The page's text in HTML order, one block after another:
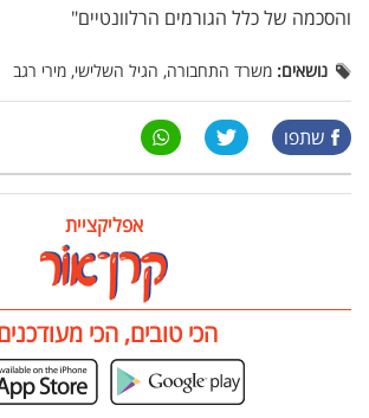
והסכמה של כלל הגורמים הרלוונטיים"
נושאים: משרד התחבורה, הגיל השלישי, מירי רגב
שתפו
אפליקציית
הכי טובים, הכי